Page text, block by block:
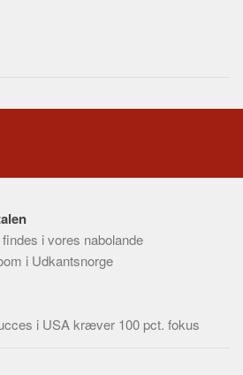
i vores nabolande
i Udkantsnorge
i USA kræver 100 pct. fokus